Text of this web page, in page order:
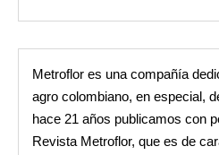
Metroflor es una compañía
agro colombiano, en especial,
hace 21 años publicamos con
Revista Metroflor, que es de